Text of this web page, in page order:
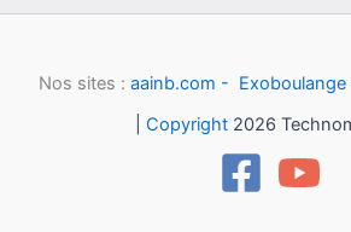
Nos sites : aainb.com - Exoboulange
Copyright2026